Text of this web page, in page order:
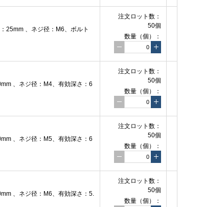
25mm 、ネジ径：M6、ボルト
注文ロット数：
50個
数量（個）：
、ネジ径：M4、有効深さ：6
注文ロット数：
50個
数量（個）：
、ネジ径：M5、有効深さ：6
注文ロット数：
50個
数量（個）：
、ネジ径：M6、有効深さ：5.
注文ロット数：
50個
数量（個）：